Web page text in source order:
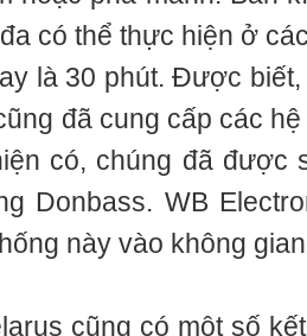
có thể thực hiện ở
là 30 phút. Được
đã cung cấp các
có, chúng đã được
Donbass. WB
này vào không
cũng có một số